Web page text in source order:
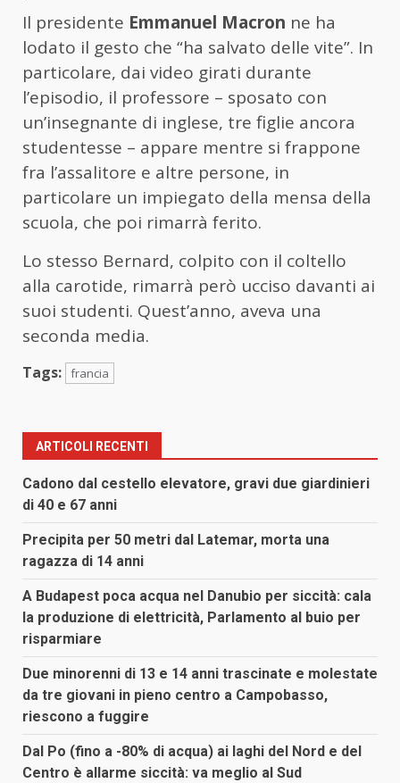
Il presidente Emmanuel Macron ne ha
lodato il gesto che “ha salvato delle vite”. In
particolare, dai video girati durante
l’episodio, il professore – sposato con
un’insegnante di inglese, tre figlie ancora
studentesse – appare mentre si frappone
fra l’assalitore e altre persone, in
particolare un impiegato della mensa della
scuola, che poi rimarrà ferito.
Lo stesso Bernard, colpito con il coltello
alla carotide, rimarrà però ucciso davanti ai
suoi studenti. Quest’anno, aveva una
seconda media.
Tags: francia
ARTICOLI RECENTI
Cadono dal cestello elevatore, gravi due giardinieri
di 40 e 67 anni
Precipita per 50 metri dal Latemar, morta una
ragazza di 14 anni
A Budapest poca acqua nel Danubio per siccità: cala
la produzione di elettricità, Parlamento al buio per
risparmiare
Due minorenni di 13 e 14 anni trascinate e molestate
da tre giovani in pieno centro a Campobasso,
riescono a fuggire
Dal Po (fino a -80% di acqua) ai laghi del Nord e del
Centro è allarme siccità: va meglio al Sud